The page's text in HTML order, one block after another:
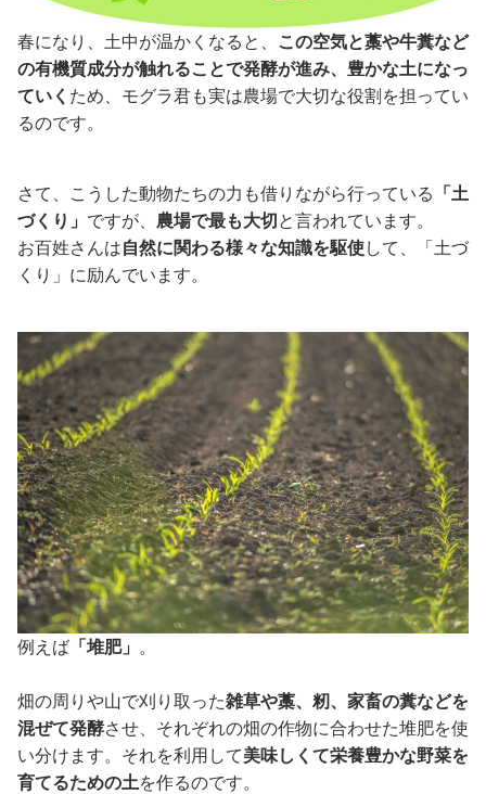
春になり、土中が温かくなると、 この空気と藁や牛糞など
の有機質成分が触れることで発酵が進み、豊かな土になっ
ていく ため、モグラ君も実は農場で大切な役割を担ってい
るのです。
さて、こうした動物たちの力も借りながら行っている 「土
づくり」 ですが、 農場で最も大切と言われています。
お百姓さんは自然に関わる様々な知識を駆使して、「土づ
くり」に励んでいます。
例えば 「堆肥」 。
畑の周りや山で刈り取った雑草や藁、籾、家畜の糞などを
混ぜて発酵させ、それぞれの畑の作物に合わせた堆肥を使
い分けます。それを利用して美味しくて栄養豊かな野菜を
育てるための土を作るのです。